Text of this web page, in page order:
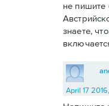
не пишите
знаете,
April 17